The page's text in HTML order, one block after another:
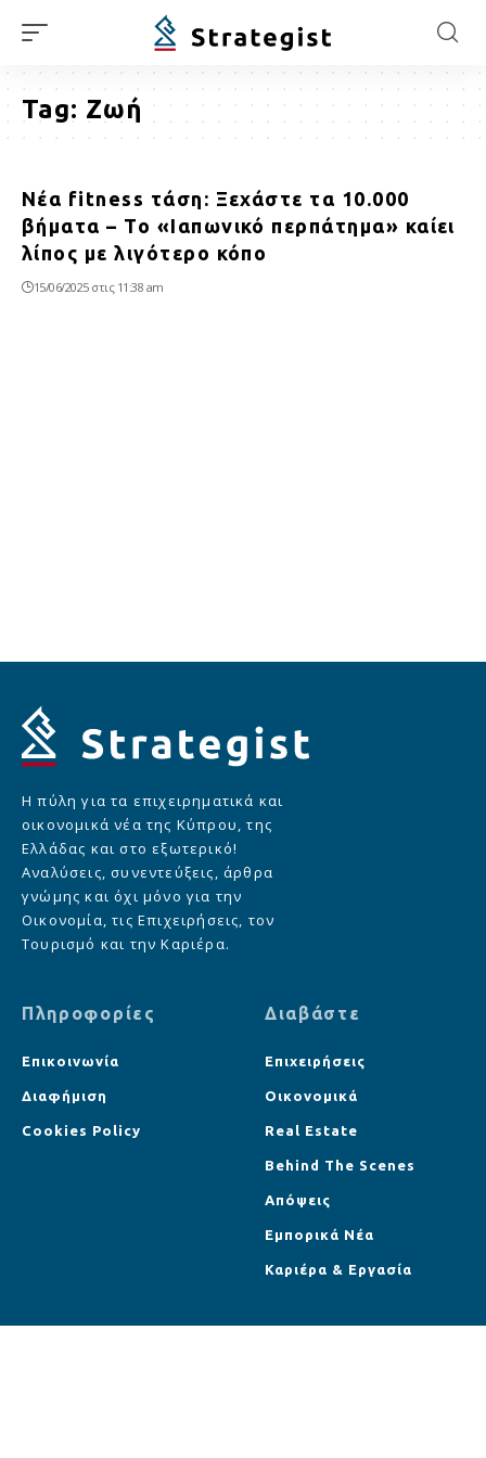
Tag: Ζωή
Νέα fitness τάση: Ξεχάστε τα 10.000
βήματα – Το «Ιαπωνικό περπάτημα» καίει
λίπος με λιγότερο κόπο
15/06/2025 στις 11:38 am
Η πύλη για τα επιχειρηματικά και
οικονομικά νέα της Κύπρου, της
Ελλάδας και στο εξωτερικό!
Αναλύσεις, συνεντεύξεις, άρθρα
γνώμης και όχι μόνο για την
Οικονομία, τις Επιχειρήσεις, τον
Τουρισμό και την Καριέρα.
Πληροφορίες
Επικοινωνία
Διαφήμιση
Cookies Policy
Διαβάστε
Επιχειρήσεις
Οικονομικά
Real Estate
Behind The Scenes
Απόψεις
Εμπορικά Νέα
Καριέρα & Εργασία